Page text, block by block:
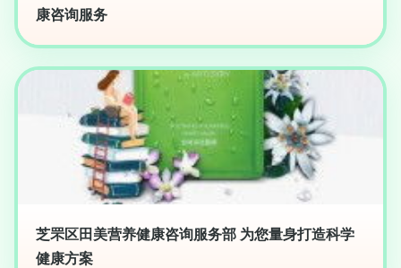
康咨询服务
芝罘区田美营养健康咨询服务部 为您量身打造科学
健康方案